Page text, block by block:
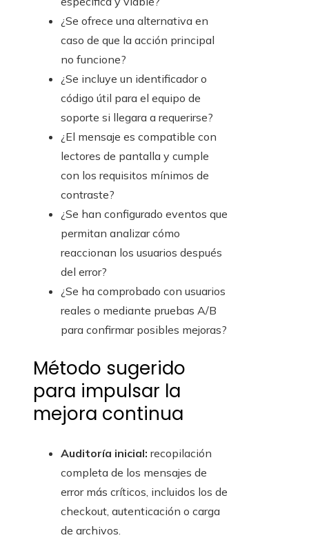
¿Se ofrece una alternativa en
caso de que la acción principal
no funcione?
¿Se incluye un identificador o
código útil para el equipo de
soporte si llegara a requerirse?
¿El mensaje es compatible con
lectores de pantalla y cumple
con los requisitos mínimos de
contraste?
¿Se han configurado eventos que
permitan analizar cómo
reaccionan los usuarios después
del error?
¿Se ha comprobado con usuarios
reales o mediante pruebas A/B
para confirmar posibles mejoras?
Método sugerido
para impulsar la
mejora continua
Auditoría inicial: recopilación
completa de los mensajes de
error más críticos, incluidos los de
checkout, autenticación o carga
de archivos.